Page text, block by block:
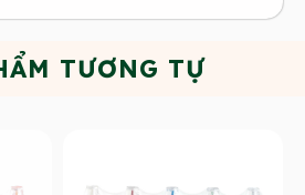
TƯƠNG TỰ